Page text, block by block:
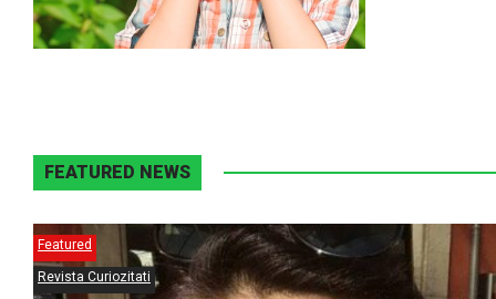
FEATURED NEWS
Featured
Revista Curiozitati